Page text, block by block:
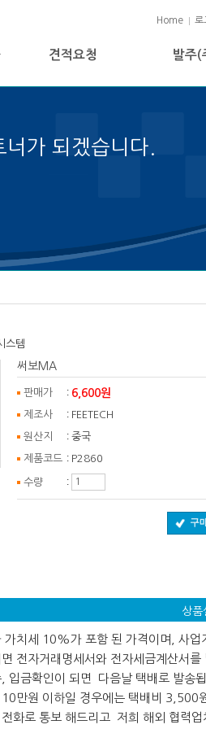
Home 로
견적요청 발주(
가 되겠습니다.
다.
스템
써보MA
판매가 : 6,600원
제조사 : FEETECH
원산지 : 중국
제품코드 : P2860
수량 :
구
상품
가치세 10%가 포함 된 가격이며, 사업
전자거래명세서와 전자세금계산서를
입금확인이 되면 다음날 택배로 발송됩
만원 이하일 경우에는 택배비 3,500
화로 통보 해드리고 저희 해외 협력